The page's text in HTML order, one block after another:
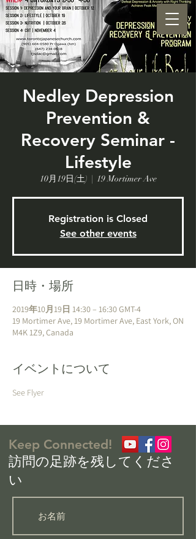
Nedley Depression
Prevention &
Recovery Seminar -
Lifestyle
10月19日(土)
  |
19 Mortimer Ave
Registration is Closed
See other events
日時・場所
2019年10月19日 14:30 – 16:30 GMT-4
19 Mortimer Ave, 19 Mortimer Ave, East York, ON
M4K 1Z9, Canada
イベントについて
See Flyer
Keep Connected!
​訪問の足跡を残してくださ
い